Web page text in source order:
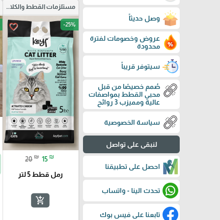
وصل حديثاً
عروض وخصومات لفترة
محدودة
سيتوفر قريباً
صُمم خصيصًا من قبل
محبي القطط بمواصفات
عالية ومميزب 3 روائح
سياسة الخصوصية
لنبقى على تواصل
احصل على تطبيقنا
تحدث الينا - واتساب
تابعنا على فيس بوك
مستلزمات القطط والكلاب
favorite_border -25%
20 ₪ 15 ₪
رمل قطط 5 لتر
add_shopping_cart